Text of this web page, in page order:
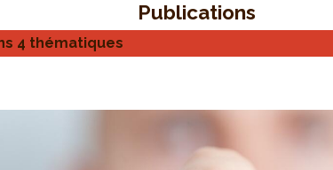
Publications
4 thématiques